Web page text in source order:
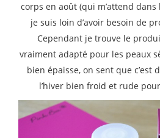
corps en août (qui m’attend
je suis loin d’avoir besoin de
Cependant je trouve le
vraiment adapté pour les peaux
bien épaisse, on sent que c’est
l’hiver bien froid et rude